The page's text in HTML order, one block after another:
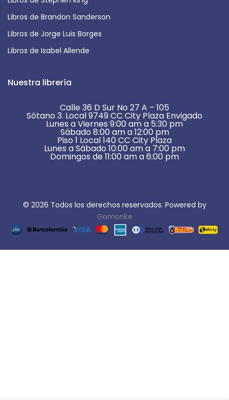
Libros de Brandon Sanderson
Libros de Jorge Luis Borges
Libros de Isabel Allende
Nuestra librería
Calle 36 D Sur No 27 A – 105
Sótano 3. Local 9749 CC City Plaza Envigado
Lunes a Viernes 9:00 am a 5:30 pm
Sábado 8:00 am a 12:00 pm
Piso 1 Local 140 CC City Plaza
Lunes a Sábado 10:00 am a 7:00 pm
Domingos de 11:00 am a 6:00 pm
© 2026 Todos los derechos reservados. Powered by
Gomonke